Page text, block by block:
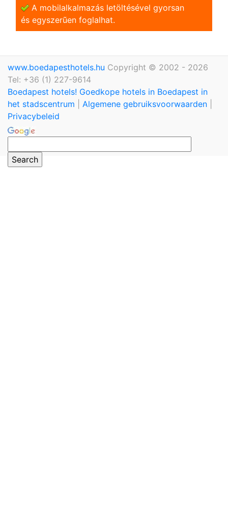
A mobilalkalmazás letöltésével gyorsan
és egyszerũen foglalhat.
www.boedapesthotels.hu Copyright © 2002 - 2026
Tel: +36 (1) 227-9614
Boedapest hotels! Goedkope hotels in Boedapest in
het stadscentrum
Algemene gebruiksvoorwaarden
Privacybeleid